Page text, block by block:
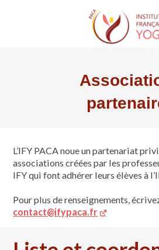
Qui sommes-
Bureau &
Nous
Les
Le yoga
Associations
IFY
Trouver un
Trouver un
Trouver un
Trouver une
Formateurs
Pré-
L’IFY PACA noue un partenariat
associations créées par les
IFY qui font adhérer leurs élèves à
Pour plus de renseignements,
contact@ifypaca.fr